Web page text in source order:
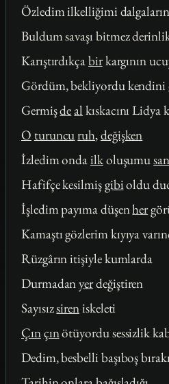
Özledim ilkelliğimi
Buldum savaşı bitmez
Karıştırdıkçabirkargının
Gördüm, bekliyordu kendini
Germişdeal kıskacını Lidya
O turuncuruh,değişken
İzledim ondailkoluşumu
Hafifçe kesilmişgibioldu
İşledim payıma düşenher
Kamaştı gözlerim kıyıya
Rüzgârın itişiyle kumlarda
Durmadanyerdeğiştiren
Sayısızsireniskeleti
Çınçınötüyordu sessizlik
Dedim, besbelli başıboş